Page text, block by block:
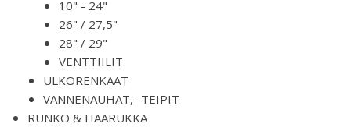
10" - 24"
26" / 27,5"
28" / 29"
VENTTIILIT
ULKORENKAAT
VANNENAUHAT, -TEIPIT
RUNKO & HAARUKKA